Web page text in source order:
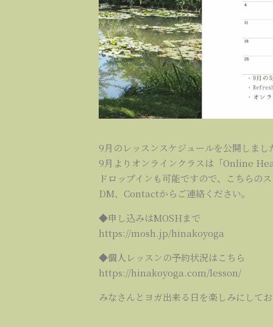
9月のレッスンスケジュールを公開しま
9月よりオンラインクラスは「Online
ドロップインも可能ですので、こちら
DM、Contactからご連絡ください。
◆申し込みはMOSHまで
https://mosh.jp/hinakoyoga
◆個人レッスンの予約状況はこちら
https://hinakoyoga.com/lesson/
みなさんとヨガ出来る日を楽しみにして